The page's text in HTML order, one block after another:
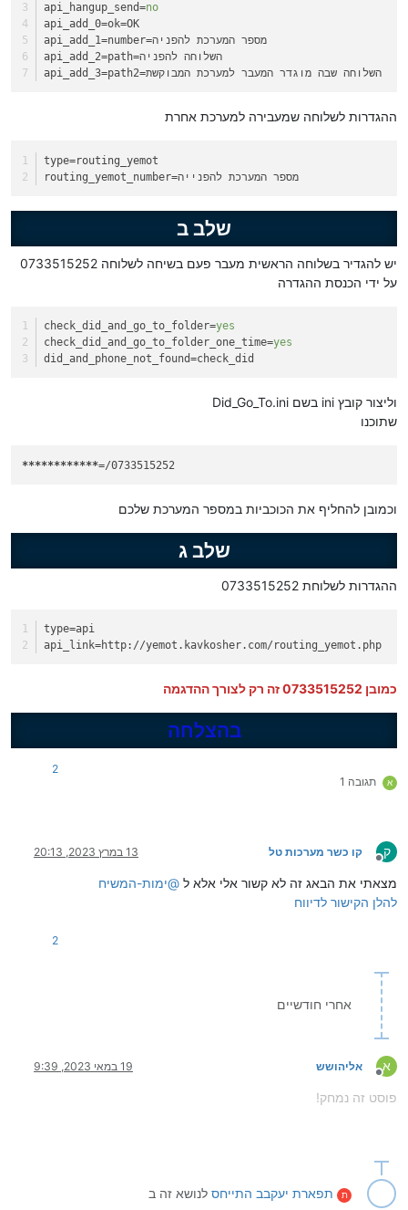
api_hangup_send=no
api_add_0=ok=OK
api_add_1
=number=מספר המערכת להפניה
api_add_2
=path=השלוחה להפניה
api_add_3
=path2=השלוחה שבה מוגדר המעבר למערכת המבוקשת
ההגדרות לשלוחה שמעבירה למערכת אחרת
type=routing_yemot
routing_yemot_number =מספר המערכת להפנייה
שלב ב
יש להגדיר בשלוחה הראשית מעבר פעם בשיחה לשלוחה 0733515252
על ידי הכנסת ההגדרה
check_did_and_go_to_folder=yes
check_did_and_go_to_folder_one_time=yes
did_and_phone_not_found=check_did
וליצור קובץ ini בשם Did_Go_To.ini
שתוכנו
************=/0733515252
וכמובן להחליף את הכוכביות במספר המערכת שלכם
שלב ג
ההגדרות לשלוחת 0733515252
type=api
api_link=http://yemot.kavkosher.com/routing_yemot.php
כמובן 0733515252 זה רק לצורך ההדגמה
בהצלחה
א תגובה 1
2
ק
מנותק
קו כשר מערכות טל 13 במרץ 2023, 20:13
מצאתי את הבאג זה לא קשור אלי אלא ל @ימות-המשיח
להלן הקישור לדיווח
2
אחרי חודשיים
א
מנותק
אליהושש 19 במאי 2023, 9:39
פוסט זה נמחק!
ת תפארת יעקבב התייחס לנושא זה ב